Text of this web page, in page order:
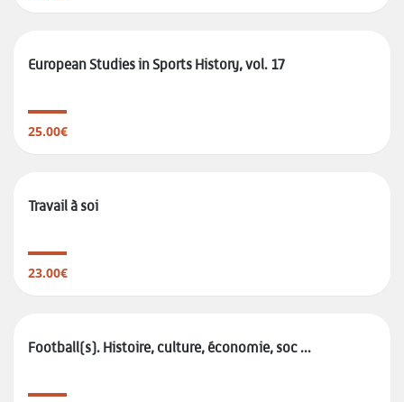
European Studies in Sports History, vol. 17
25.00€
Travail à soi
23.00€
Football(s). Histoire, culture, économie, soc ...